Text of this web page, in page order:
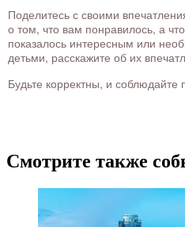
Поделитесь с своими
о том, что вам понравилось, а
показалось интересным или
детьми, расскажите об их
Будьте корректны, и соблюдайте
Смотрите также